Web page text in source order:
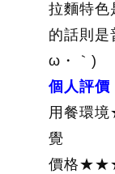
拉麵特色
的話則是
ω・｀)
個人評價
用餐環
覺
價格